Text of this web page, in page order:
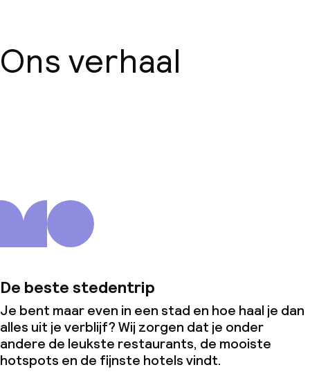
Ons verhaal
De beste stedentrip
Je bent maar even in een stad en hoe haal je dan
alles uit je verblijf? Wij zorgen dat je onder
andere de leukste restaurants, de mooiste
hotspots en de fijnste hotels vindt.